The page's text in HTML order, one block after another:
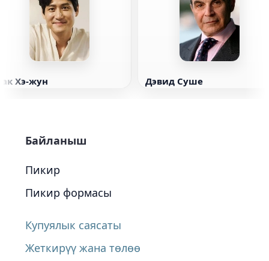
Хэ-жун Дэвид Суше
Байланыш
Пикир
Пикир формасы
Купуялык саясаты
Жеткирүү жана төлөө